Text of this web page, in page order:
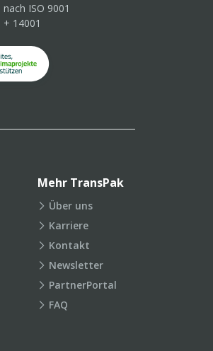
nach ISO 9001
+ 14001
Mehr TransPak
Über uns
Karriere
Kontakt
Newsletter
PartnerPortal
FAQ